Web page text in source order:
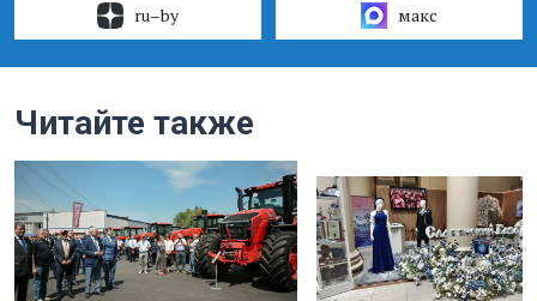
ru–by макс
Читайте также